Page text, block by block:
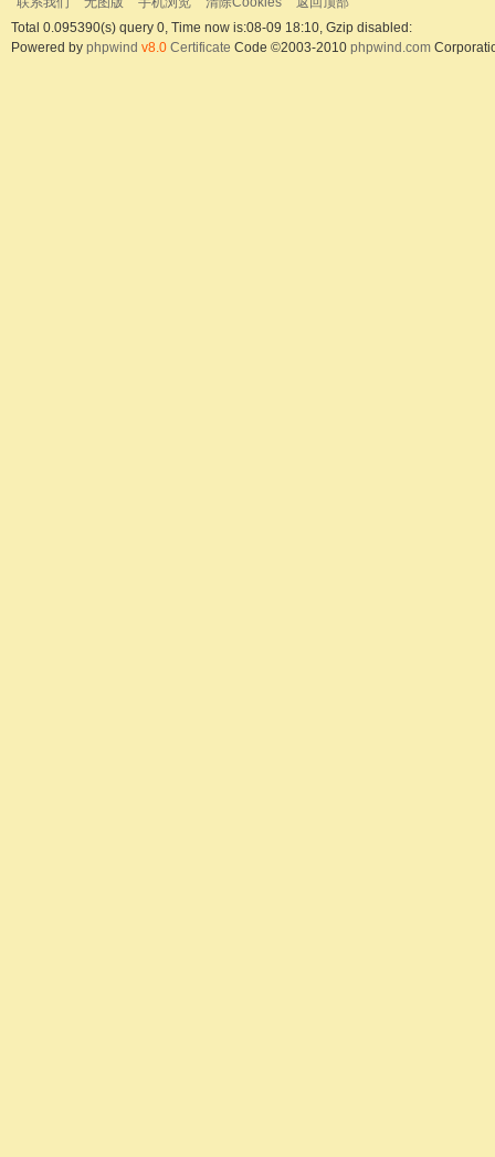
Total 0.095390(s) query 0, Time now is:08-09 18:10, Gzip disabled:
Powered by phpwind v8.0 Certificate Code ©2003-2010 phpwind.com